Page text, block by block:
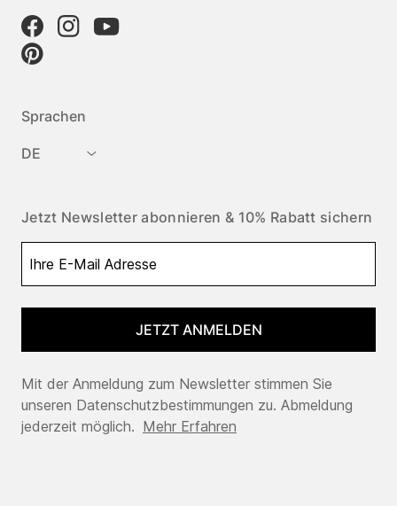
Sprachen
DE
Jetzt Newsletter abonnieren & 10% Rabatt sichern
JETZT ANMELDEN
Mit der Anmeldung zum Newsletter stimmen Sie
unseren Datenschutzbestimmungen zu. Abmeldung
jederzeit möglich. Mehr Erfahren